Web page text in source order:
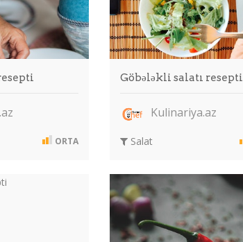
ORTA
Göbələkli salatı resepti
Kulinariya.az
Salat